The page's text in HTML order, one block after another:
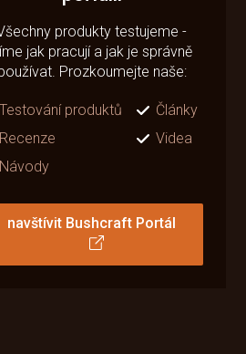
produkty testujeme -
jak pracují a jak je správně
Prozkoumejte naše:
Testování produktů
Články
Recenze
Videa
Návody
navštívit Bushcraft Portál